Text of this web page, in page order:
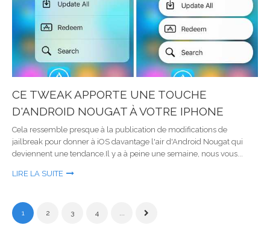
CE TWEAK APPORTE UNE TOUCHE
D'ANDROID NOUGAT À VOTRE IPHONE
Cela ressemble presque à la publication de modifications de
jailbreak pour donner à iOS davantage l'air d'Android Nougat qui
deviennent une tendance.Il y a à peine une semaine, nous vous...
LIRE LA SUITE
1 2 3 4 ...